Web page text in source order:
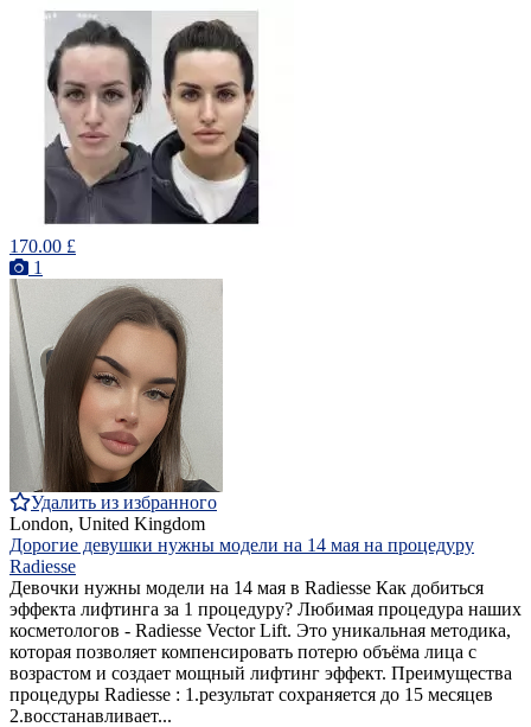
170.00 £
1
Удалить из избранного
London, United Kingdom
Дорогие девушки нужны модели на 14 мая на процедуру
Radiesse
Девочки нужны модели на 14 мая в Radiesse Как добиться
эффекта лифтинга за 1 процедуру? Любимая процедура наших
косметологов - Radiesse Vector Lift. Это уникальная методика,
которая позволяет компенсировать потерю объёма лица с
возрастом и создает мощный лифтинг эффект. Преимущества
процедуры Radiesse : 1.результат сохраняется до 15 месяцев
2.восстанавливает...